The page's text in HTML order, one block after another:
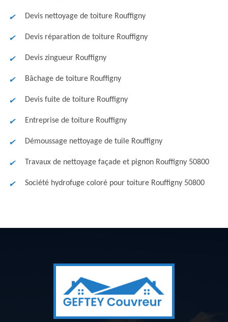
Devis nettoyage de toiture Rouffigny
Devis réparation de toiture Rouffigny
Devis zingueur Rouffigny
Bâchage de toiture Rouffigny
Devis fuite de toiture Rouffigny
Entreprise de toiture Rouffigny
Démoussage nettoyage de tuile Rouffigny
Travaux de nettoyage façade et pignon Rouffigny 50800
Société hydrofuge coloré pour toiture Rouffigny 50800